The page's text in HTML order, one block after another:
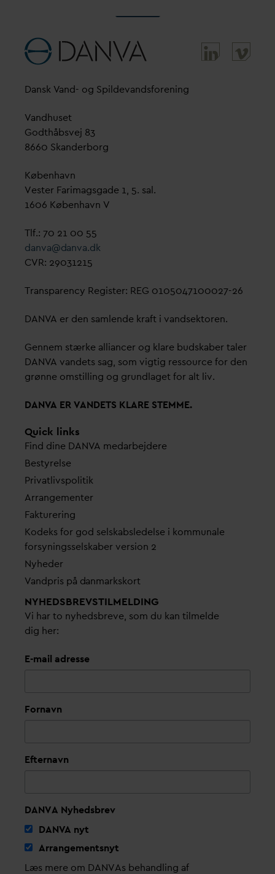
Dansk Vand- og Spildevandsforening
Vandhuset
Godthåbsvej 83
8660 Skanderborg
København
Vester Farimagsgade 1, 5. sal.
1606 København V
Tlf.: 70 21 00 55
danva@danva.dk
CVR: 29031215
Transparency Register: REG 0105047100027-26
DANVA er den samlende kraft i vandsektoren.
Gennem stærke alliancer og klare budskaber taler
DANVA vandets sag, som vigtig ressource for den
grønne omstilling og grundlaget for alt liv.
DANVA ERVANDETS KLARE STEMME.
Quick links
Find dine DANVA medarbejdere
Bestyrelse
Privatlivspolitik
Arrangementer
Fakturering
Kodeks for god selskabsledelse i kommunale
forsyningsselskaber version 2
Nyheder
Vandpris på danmarkskort
NYHEDSBREVS­TILMELDING
Vi har to nyhedsbreve, som du kan tilmelde
dig her:
E-mail adresse
Fornavn
Efternavn
DANVA Nyhedsbrev
DANVA nyt
Arrangementsnyt
Læs mere om DANVAs behandling af